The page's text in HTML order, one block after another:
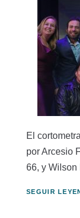
El
por Arcesio
66, y Wilson
SEGUIR